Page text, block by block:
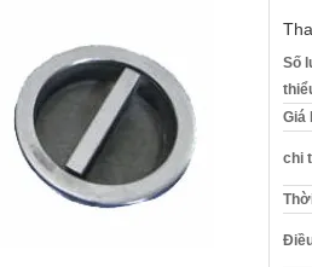
Số
Giá
chi